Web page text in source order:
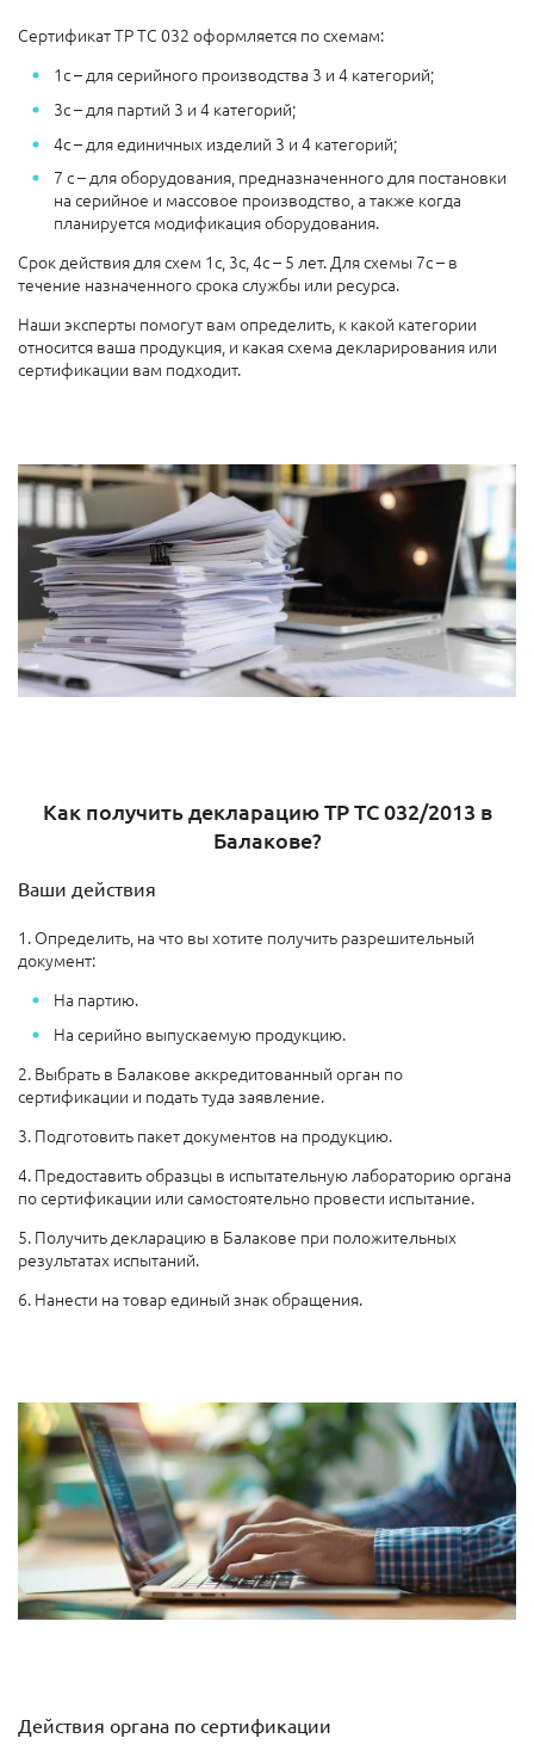
Сертификат ТР ТС 032 оформляется по схемам:
1с – для серийного производства 3 и 4 категорий;
3с – для партий 3 и 4 категорий;
4с – для единичных изделий 3 и 4 категорий;
7 с – для оборудования, предназначенного для постановки
на серийное и массовое производство, а также когда
планируется модификация оборудования.
Срок действия для схем 1с, 3с, 4с – 5 лет. Для схемы 7с – в
течение назначенного срока службы или ресурса.
Наши эксперты помогут вам определить, к какой категории
относится ваша продукция, и какая схема декларирования или
сертификации вам подходит.
Как получить декларацию ТР ТС 032/2013 в
Балакове?
Ваши действия
1. Определить, на что вы хотите получить разрешительный
документ:
На партию.
На серийно выпускаемую продукцию.
2. Выбрать в Балакове аккредитованный орган по
сертификации и подать туда заявление.
3. Подготовить пакет документов на продукцию.
4. Предоставить образцы в испытательную лабораторию органа
по сертификации или самостоятельно провести испытание.
5. Получить декларацию в Балакове при положительных
результатах испытаний.
6. Нанести на товар единый знак обращения.
Действия органа по сертификации